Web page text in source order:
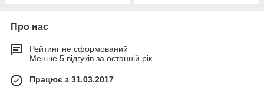
Про нас
Рейтинг не сформований
Менше 5 відгуків за останній рік
Працює з 31.03.2017